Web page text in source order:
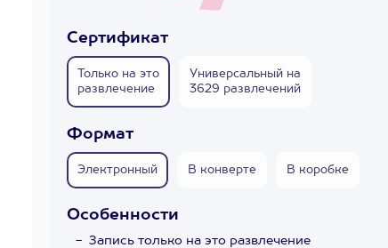
Сертификат
Только на это
развлечение
Универсальный на
3629 развлечений
Формат
Электронный В конверте В коробке
Особенности
Запись только на это развлечение